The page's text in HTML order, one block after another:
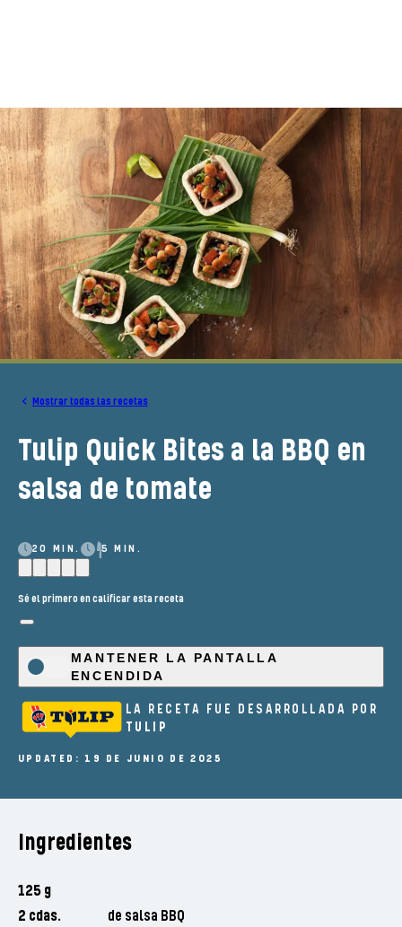
Mostrar todas las recetas
Tulip Quick Bites a la BBQ en
salsa de tomate
20 MIN. 5 MIN.
Sé el primero en calificar esta receta
MANTENER LA PANTALLA
ENCENDIDA
LA RECETA FUE DESARROLLADA POR
TULIP
UPDATED: 19 DE JUNIO DE 2025
Ingredientes
125 g
2 cdas.
de salsa BBQ